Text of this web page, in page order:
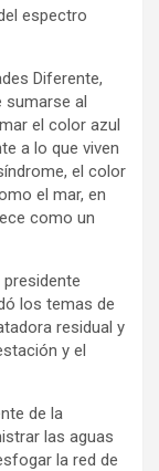
espectro
Diferente,
sumarse al
el color azul
a lo que viven
el color
el mar, en
como un
los temas de
residual y
y el
de la
las aguas
la red de